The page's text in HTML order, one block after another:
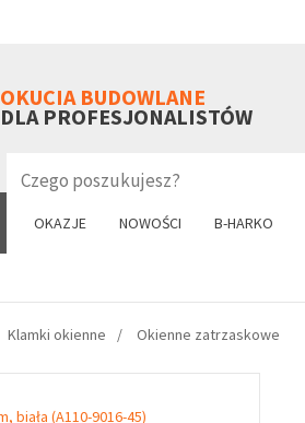
OKUCIA BUDOWLANE
DLA PROFESJONALISTÓW
OKAZJE NOWOŚCI B-HARKO
Klamki okienne Okienne zatrzaskowe